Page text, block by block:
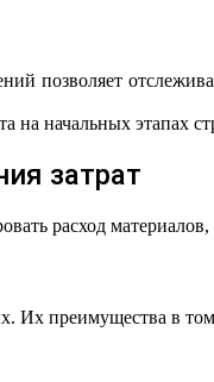
позволяет
начальных этапах
затрат
расход материалов,
Их преимущества в